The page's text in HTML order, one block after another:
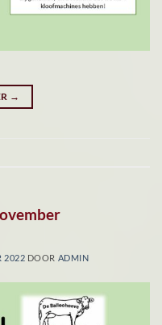
→
2022 DOOR ADMIN